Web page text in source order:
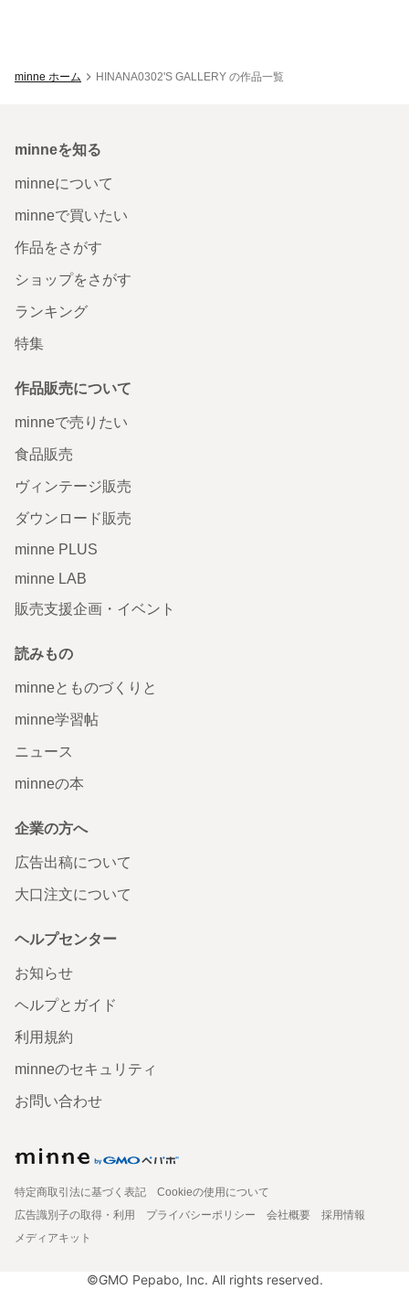
minne ホーム HINANA0302'S GALLERY の作品一覧
minneを知る
minneについて
minneで買いたい
作品をさがす
ショップをさがす
ランキング
特集
作品販売について
minneで売りたい
食品販売
ヴィンテージ販売
ダウンロード販売
minne PLUS
minne LAB
販売支援企画・イベント
読みもの
minneとものづくりと
minne学習帖
ニュース
minneの本
企業の方へ
広告出稿について
大口注文について
ヘルプセンター
お知らせ
ヘルプとガイド
利用規約
minneのセキュリティ
お問い合わせ
特定商取引法に基づく表記
Cookieの使用について
広告識別子の取得・利用
プライバシーポリシー 会社概要
採用情報
メディアキット
©GMO Pepabo, Inc. All rights reserved.